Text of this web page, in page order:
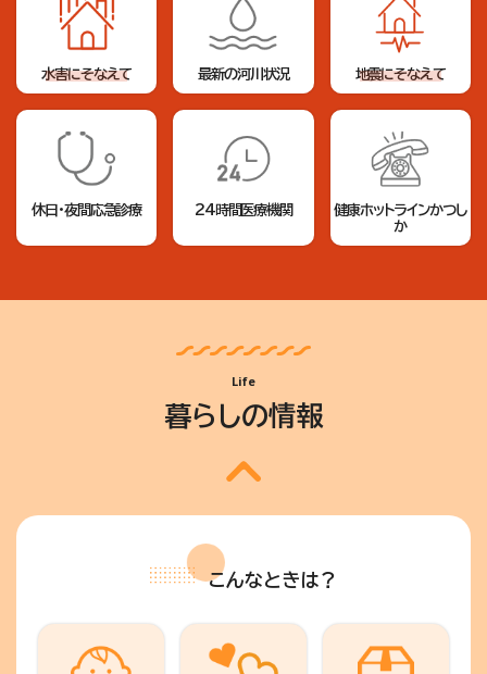
水害にそなえて 最新の河川状況 地震にそなえて
休日・夜間応急診療 24時間医療機関
健康ホットラインかつし
か
Life
暮らしの情報
こんなときは？